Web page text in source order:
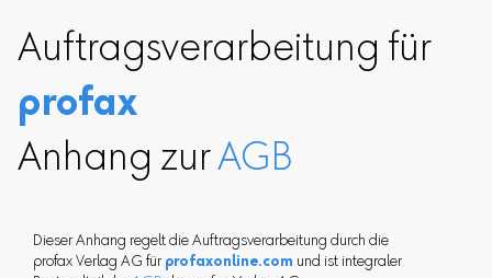
Auftragsverarbeitung für
profax
Anhang zurAGB
Dieser Anhang regelt die Auftragsverarbeitung durch die
profax Verlag AG für profaxonline.com und ist integraler